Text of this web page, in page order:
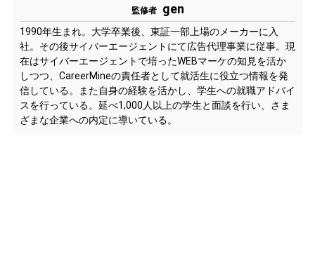
監修者 gen
1990年生まれ。大学卒業後、東証一部上場のメーカーに入
社。その後サイバーエージェントにて広告代理事業に従事。現
在はサイバーエージェントで培ったWEBマーケの知見を活か
しつつ、CareerMineの責任者として就活生に役立つ情報を発
信している。また自身の経験を活かし、学生への就職アドバイ
スを行っている。延べ1,000人以上の学生と面談を行い、さま
ざまな企業への内定に導いている。